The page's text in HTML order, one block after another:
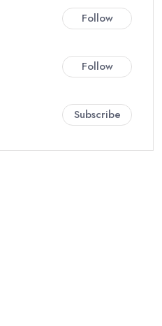
Follow
Follow
Subscribe